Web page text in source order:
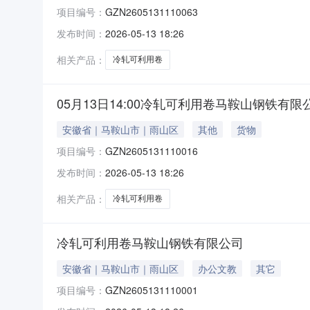
项目编号： GZN2605131110063
发布时间： 2026-05-13 18:26
相关产品：
冷轧可利用卷
05月13日14:00冷轧可利用卷马鞍山钢铁有限
安徽省｜马鞍山市｜雨山区 其他
货物
项目编号： GZN2605131110016
发布时间： 2026-05-13 18:26
相关产品：
冷轧可利用卷
冷轧可利用卷马鞍山钢铁有限公司
安徽省｜马鞍山市｜雨山区 办公文教
其它
项目编号： GZN2605131110001